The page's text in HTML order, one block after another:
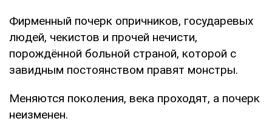
Фирменный почерк опричников, государевых
людей, чекистов и прочей нечисти,
порождённой больной страной, которой с
завидным постоянством правят монстры.
Меняются поколения, века проходят, а почерк
неизменен.